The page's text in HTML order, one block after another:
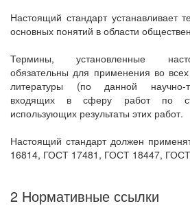
Настоящий стандарт устанавливает
основных понятий в области
Термины, установленные
обязательны для применения во
литературы (по данной научно-
входящих в сферу работ по
использующих результаты этих работ.
Настоящий стандарт должен
16814, ГОСТ 17481, ГОСТ 18447,
2 Нормативные ссылки